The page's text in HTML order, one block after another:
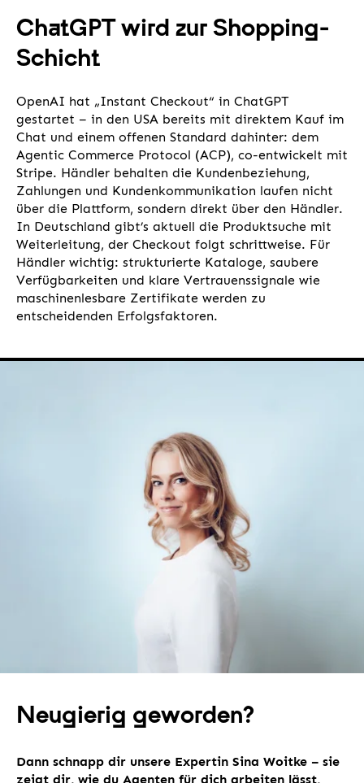
ChatGPT wird zur Shopping-
Schicht
OpenAI hat „Instant Checkout“ in ChatGPT
gestartet – in den USA bereits mit direktem Kauf im
Chat und einem offenen Standard dahinter: dem
Agentic Commerce Protocol (ACP), co-entwickelt mit
Stripe. Händler behalten die Kundenbeziehung,
Zahlungen und Kundenkommunikation laufen nicht
über die Plattform, sondern direkt über den Händler.
In Deutschland gibt’s aktuell die Produktsuche mit
Weiterleitung, der Checkout folgt schrittweise. Für
Händler wichtig: strukturierte Kataloge, saubere
Verfügbarkeiten und klare Vertrauenssignale wie
maschinenlesbare Zertifikate werden zu
entscheidenden Erfolgsfaktoren.
Neugierig geworden?
Dann schnapp dir unsere Expertin Sina Woitke – sie
zeigt dir, wie du Agenten für dich arbeiten lässt,